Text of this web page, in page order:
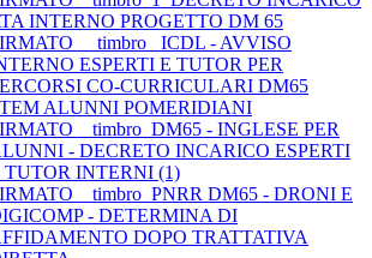
INTERNO PROGETTO DM 65
timbro _ICDL - AVVISO
ESPERTI E TUTOR PER
CO-CURRICULARI DM65
ALUNNI POMERIDIANI
- INGLESE PER
- DECRETO INCARICO ESPERTI
TUTOR INTERNI (1)
DM65 - DRONI E
- DETERMINA DI
DOPO TRATTATIVA